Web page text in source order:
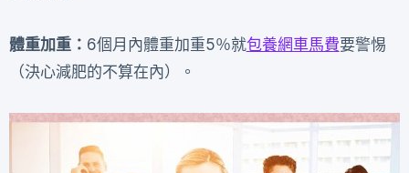
體重加重： 6個月內體重加重5％就包養網車馬費要警惕
（決心減肥的不算在內）。